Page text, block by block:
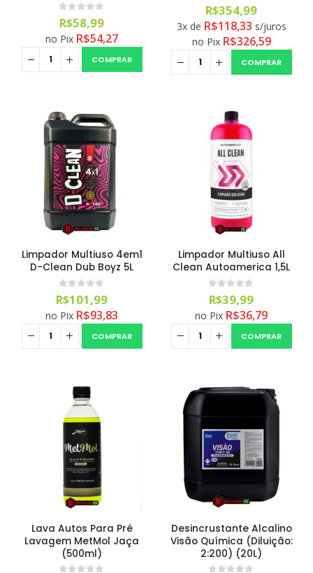
0 out of 5
R$58,99
no Pix R$54,27
COMPRAR
0out of 5
R$354,99
3x de R$118,33 s/juros
no Pix R$326,59
COMPRAR
Limpador Multiuso 4em1
D-Clean Dub Boyz 5L
R$101,99
no Pix R$93,83
COMPRAR
Limpador Multiuso All
Clean Autoamerica 1,5L
R$39,99
no Pix R$36,79
COMPRAR
Lava Autos Para Pré
Lavagem MetMol Jaça
(500ml)
Desincrustante Alcalino
Visão Química (Diluição:
2:200) (20L)
Aromatizante Tênis Areon Fresh Wave New Car / Carro Novo
R$ 29,99
0out of 5
R$234,99
0out of 5
R$259,90